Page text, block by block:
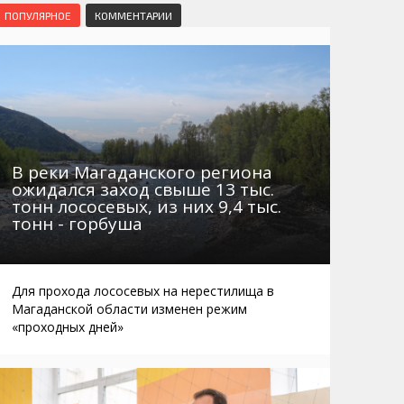
Маршруты. Улицы, остановки
Автобусы Магадан – Аэропорт
Таблица приливов отливов
Мошенники
Интернет
Браконьеры
ПОПУЛЯРНОЕ КОММЕНТАРИИ
В реки Магаданского региона
ожидался заход свыше 13 тыс.
тонн лососевых, из них 9,4 тыс.
тонн - горбуша
Для прохода лососевых на нерестилища в
Магаданской области изменен режим
«проходных дней»